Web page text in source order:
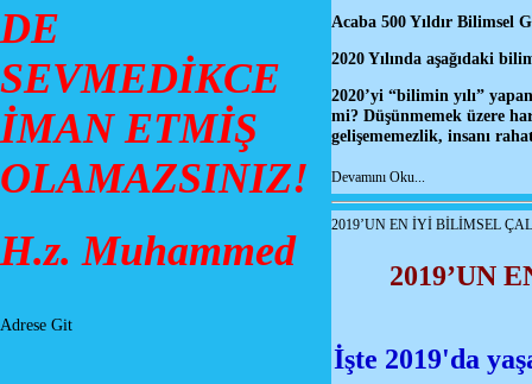
DE
SEVMEDİKCE
İMAN ETMİŞ
OLAMAZSINIZ!
H.z. Muhammed
Adrese Git
Acaba 500 Yıldır Bilimsel
2020 Yılında aşağıdaki
2020’yi “bilimin yılı”
mi? Düşünmemek üzere
gelişememezlik, insanı
Devamını Oku...
2019’UN EN İYİ BİLİMSEL
2019’UN
İşte 2019'da